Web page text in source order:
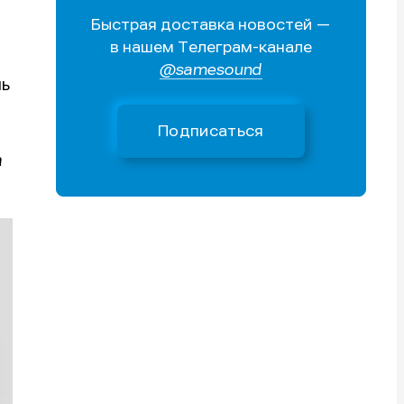
Быстрая доставка новостей —
в нашем Телеграм-канале
@samesound
Подписаться